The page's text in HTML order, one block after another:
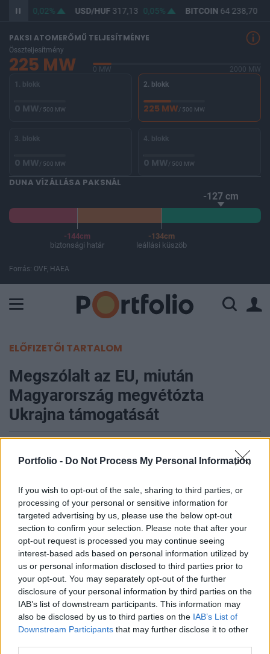
Portfolio - Do Not Process My Personal Information
If you wish to opt-out of the sale, sharing to third parties, or
processing of your personal or sensitive information for
targeted advertising by us, please use the below opt-out
section to confirm your selection. Please note that after your
opt-out request is processed you may continue seeing
interest-based ads based on personal information utilized by
us or personal information disclosed to third parties prior to
your opt-out. You may separately opt-out of the further
disclosure of your personal information by third parties on the
IAB’s list of downstream participants. This information may
also be disclosed by us to third parties on the IAB’s List of
Downstream Participants that may further disclose it to other
0,02% USD/HUF317,13 0,05% BITCOIN64 238,70
PAKSI ATOMERŐMŰ TELJESÍTMÉNYE
Összteljesítmény
225 MW 0 MW
2000 MW
1. blokk
0 MW/ 500 MW
2. blokk
225 MW/ 500 MW
3. blokk
0 MW/ 500 MW
4. blokk
0 MW/ 500 MW
DUNA VÍZÁLLÁSA PAKSNÁL
-127 cm
-144cm
biztonsági határ
-134cm
leállási küszöb
Forrás: OVF, HAEA
ELŐFIZETŐI TARTALOM
Megszólalt az EU, miután
Magyarország megvétózta
Ukrajna támogatását
2023. június 26. 19:55
A hétvégi oroszországi eseményeket, a
meghiúsult fegyveres felkelést követően a helyzet
továbbra is összetett és kiszámíthatatlan, az
Európai Unió továbbra is éber marad, és Brüsszel
szoros koordinációt folytat a 27 uniós tagállammal
és a szomszédos országokkal - jelentette ki Josep
Borrell kül-és biztonságpolitikáért felelős uniós
főképviselő Luxembourgban hétfőn, az EU-
tagállamok külügyminisztereinek tanácskozását
követő sajtótájékoztatón. Borrell kommentálta azt
is, hogy Magyarország megvétózta Európai